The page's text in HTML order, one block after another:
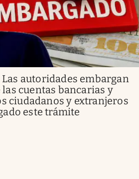
autoridades embargan
cuentas bancarias y
ciudadanos y extranjeros
este trámite